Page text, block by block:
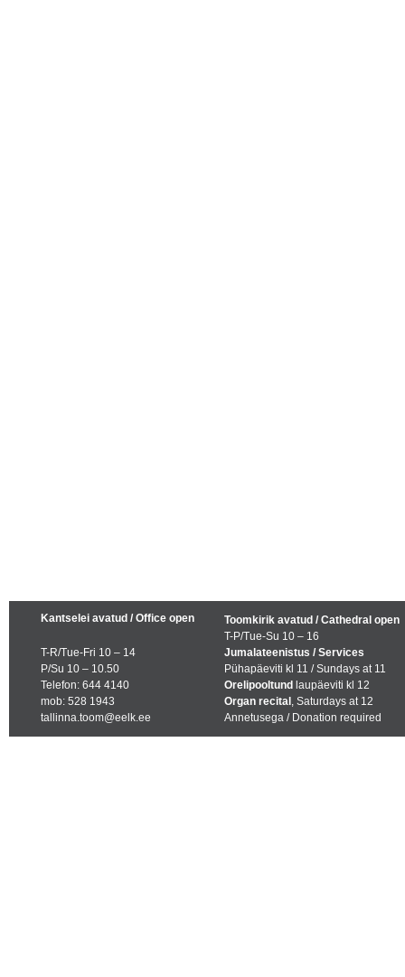
Kantselei avatud / Office open
T-R/Tue-Fri 10 – 14
P/Su 10 – 10.50
Telefon: 644 4140
mob: 528 1943
tallinna.toom@eelk.ee
Toomkirik avatud / Cathedral open
T-P/Tue-Su 10 – 16
Jumalateenistus / Services
Pühapäeviti kl 11 / Sundays at 11
Orelipooltund laupäeviti kl 12
Organ recital , Saturdays at 12
Annetusega / Donation required